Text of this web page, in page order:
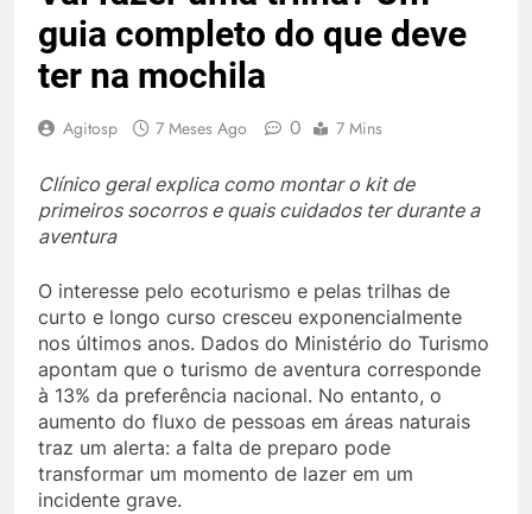
guia completo do que deve
ter na mochila
Agitosp 7 Meses Ago 0 7 Mins
Clínico geral explica como montar o kit de
primeiros socorros e quais cuidados ter durante a
aventura
O interesse pelo ecoturismo e pelas trilhas de
curto e longo curso cresceu exponencialmente
nos últimos anos. Dados do Ministério do Turismo
apontam que o turismo de aventura corresponde
à 13% da preferência nacional. No entanto, o
aumento do fluxo de pessoas em áreas naturais
traz um alerta: a falta de preparo pode
transformar um momento de lazer em um
incidente grave.